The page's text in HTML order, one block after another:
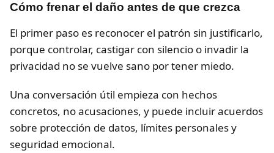
Cómo frenar el daño antes de que crezca
El primer paso es reconocer el patrón sin justificarlo,
porque controlar, castigar con silencio o invadir la
privacidad no se vuelve sano por tener miedo.
Una conversación útil empieza con hechos
concretos, no acusaciones, y puede incluir acuerdos
sobre protección de datos, límites personales y
seguridad emocional.